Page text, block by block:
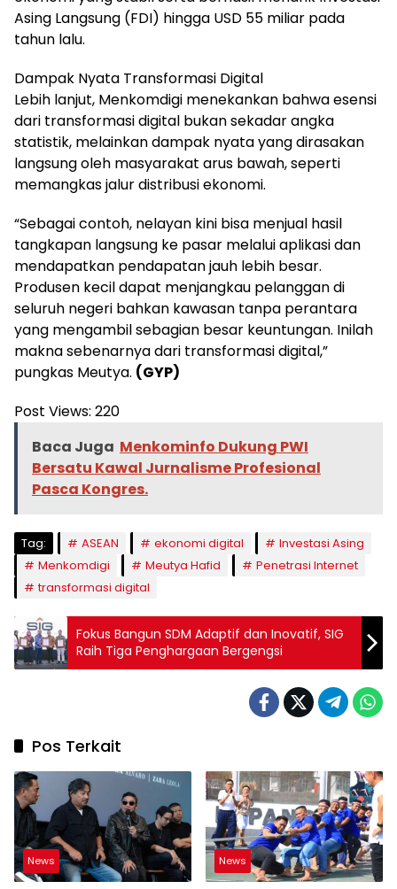
Asing Langsung (FDI) hingga USD 55 miliar pada
tahun lalu.
Dampak Nyata Transformasi Digital
Lebih lanjut, Menkomdigi menekankan bahwa esensi
dari transformasi digital bukan sekadar angka
statistik, melainkan dampak nyata yang dirasakan
langsung oleh masyarakat arus bawah, seperti
memangkas jalur distribusi ekonomi.
“Sebagai contoh, nelayan kini bisa menjual hasil
tangkapan langsung ke pasar melalui aplikasi dan
mendapatkan pendapatan jauh lebih besar.
Produsen kecil dapat menjangkau pelanggan di
seluruh negeri bahkan kawasan tanpa perantara
yang mengambil sebagian besar keuntungan. Inilah
makna sebenarnya dari transformasi digital,”
pungkas Meutya. (GYP)
Post Views: 220
Baca Juga Menkominfo Dukung PWI
Bersatu Kawal Jurnalisme Profesional
Pasca Kongres.
Tag: ASEAN ekonomi digital
Investasi Asing
Menkomdigi
Meutya Hafid
Penetrasi Internet
transformasi digital
Fokus Bangun SDM Adaptif dan Inovatif, SIG
Raih Tiga Penghargaan Bergengsi
Pos Terkait
News News